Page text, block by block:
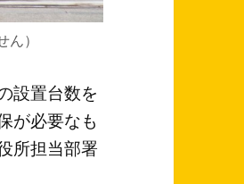
）
設置台数を
が必要なも
所担当部署